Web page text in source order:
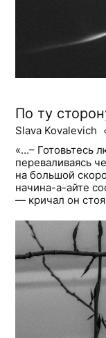
По ту
Slava Kovalevich
«…– Готовьтесь
переваливаясь
на большой
начина-а-айте
— кричал он